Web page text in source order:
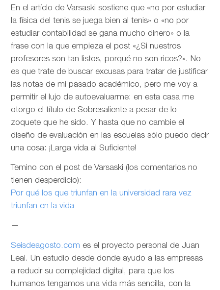
En el artíclo deVarsaski sostiene que «no por estudiar
la física del tenis se juega bien al tenis» o «no por
estudiar contabilidad se gana mucho dinero» o la
frase con la que empieza el post «¿Si nuestros
profesores son tan listos, porqué no son ricos?». No
es que trate de buscar excusas para tratar de justificar
las notas de mi pasado académico, pero me voy a
permitir el lujo de autoevaluarme: en esta casa me
otorgo el título de Sobresaliente a pesar de lo
zoquete que he sido. Y hasta que no cambie el
diseño de evaluación en las escuelas sólo puedo decir
una cosa: ¡Larga vida al Suficiente!
Temino con el post de Varsaski (los comentarios no
tienen desperdicio):
Por qué los que triunfan en la universidad rara vez
triunfan en la vida
—
Seisdeagosto.com es el proyecto personal de Juan
Leal. Un estudio desde donde ayudo a las empresas
a reducir su complejidad digital, para que los
humanos tengamos una vida más sencilla, con la